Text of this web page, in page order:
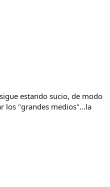
estando sucio, de modo
los "grandes medios"...la